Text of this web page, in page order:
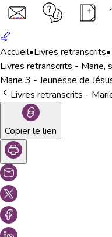
Accueil•Livres retranscrits•
Livres retranscrits - Marie,
Marie 3 - Jeunesse de
Livres retranscrits -
Copier le lien